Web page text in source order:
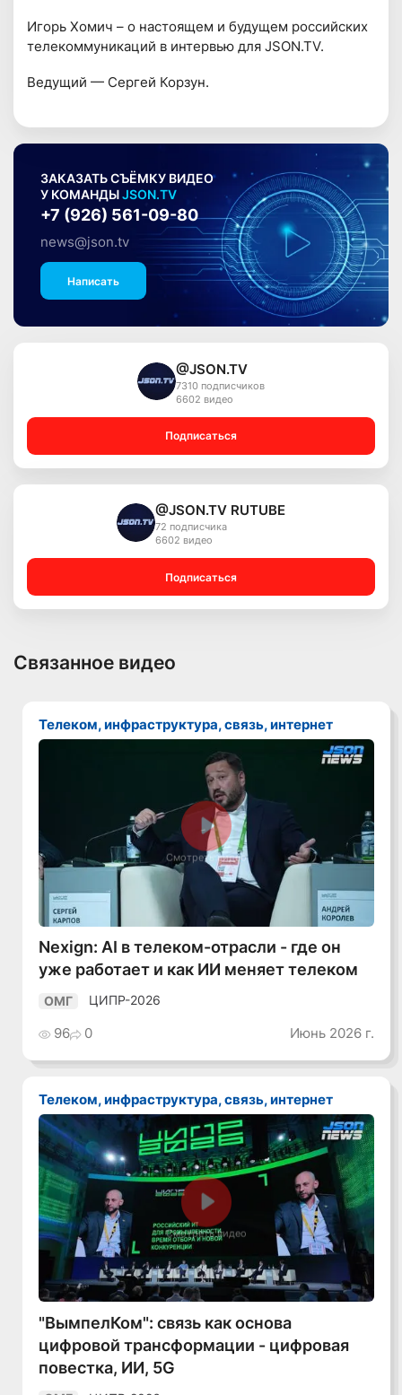
Игорь Хомич – о настоящем и будущем российских
телекоммуникаций в интервью для JSON.TV.
Ведущий — Сергей Корзун.
ЗАКАЗАТЬ СЪЁМКУ ВИДЕО
У КОМАНДЫJSON.TV
+7 (926) 561-09-80
news@json.tv
Написать
@JSON.TV
7310 подписчиков
6602 видео
Подписаться
@JSON.TV RUTUBE
72 подписчика
6602 видео
Подписаться
Связанное видео
Телеком, инфраструктура, связь, интернет
Смотреть видео
Nexign: AI в телеком-отрасли - где он
уже работает и как ИИ меняет телеком
ОМГ ЦИПР-2026
96 0 Июнь 2026 г.
Телеком, инфраструктура, связь, интернет
Смотреть видео
"ВымпелКом": связь как основа
цифровой трансформации - цифровая
повестка, ИИ, 5G